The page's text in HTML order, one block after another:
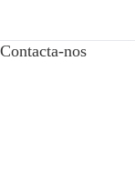
Contacta-nos